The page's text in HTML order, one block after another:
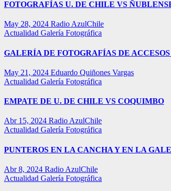
FOTOGRAFÍAS U. DE CHILE VS
May 28, 2024 Radio AzulChile
Actualidad Galería Fotográfica
GALERÍA DE FOTOGRAFÍAS DE
May 21, 2024 Eduardo Quiñones Vargas
Actualidad Galería Fotográfica
EMPATE DE U. DE CHILE VS COQUIMBO
Abr 15, 2024 Radio AzulChile
Actualidad Galería Fotográfica
PUNTEROS EN LA CANCHA Y EN LA
Abr 8, 2024 Radio AzulChile
Actualidad Galería Fotográfica